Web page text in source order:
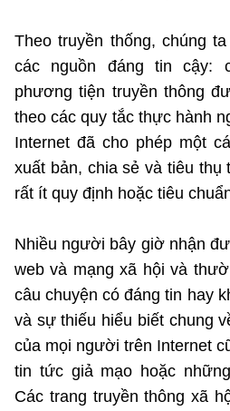
Theo truyền thống, chúng
các nguồn đáng tin cậy:
phương tiện truyền thông
theo các quy tắc thực hành
Internet đã cho phép một
xuất bản, chia sẻ và tiêu
rất ít quy định hoặc tiêu
Nhiều người bây giờ nhận
web và mạng xã hội và
câu chuyện có đáng tin hay
và sự thiếu hiểu biết chung
của mọi người trên Internet
tin tức giả mạo hoặc
Các trang truyền thông xã